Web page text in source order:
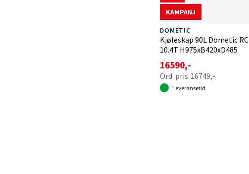
KAMPANJ
DOMETIC
Kjøleskap 90L Dometic RC
10.4T H975xB420xD485
16590,-
16749,-
Leveransetid